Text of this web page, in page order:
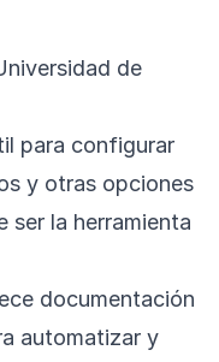
de
para configurar
y otras opciones
ser la herramienta
documentación
automatizar y